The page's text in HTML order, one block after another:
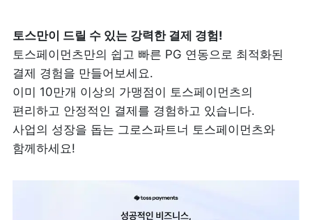
토스페이먼츠만의 쉽고 빠른 PG 연동으로 최적화된
결제 경험을 만들어보세요.
이미 10만개 이상의 가맹점이 토스페이먼츠의
편리하고 안정적인 결제를 경험하고 있습니다.
사업의 성장을 돕는 그로스파트너 토스페이먼츠와
함께하세요!